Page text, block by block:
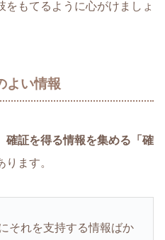
もてるように心がけましょ
よい情報
確証を得る情報を集める「確
ります。
それを支持する情報ばか